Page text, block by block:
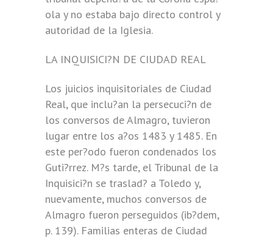
ola y no estaba bajo directo control y
autoridad de la Iglesia.
LA INQUISICI?N DE CIUDAD REAL
Los juicios inquisitoriales de Ciudad
Real, que inclu?an la persecuci?n de
los conversos de Almagro, tuvieron
lugar entre los a?os 1483 y 1485. En
este per?odo fueron condenados los
Guti?rrez. M?s tarde, el Tribunal de la
Inquisici?n se traslad? a Toledo y,
nuevamente, muchos conversos de
Almagro fueron perseguidos (ib?dem,
p. 139). Familias enteras de Ciudad